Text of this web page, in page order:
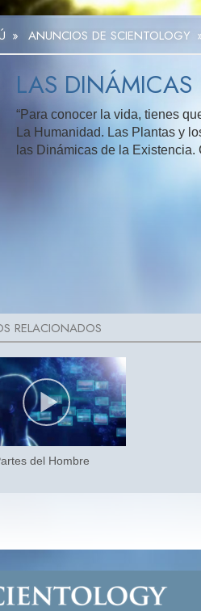
» ANUNCIOS DE SCIENTOLOGY
LAS DINÁMICAS
“Para conocer la vida, tienes
La Humanidad. Las Plantas y
las Dinámicas de la
del Hombre